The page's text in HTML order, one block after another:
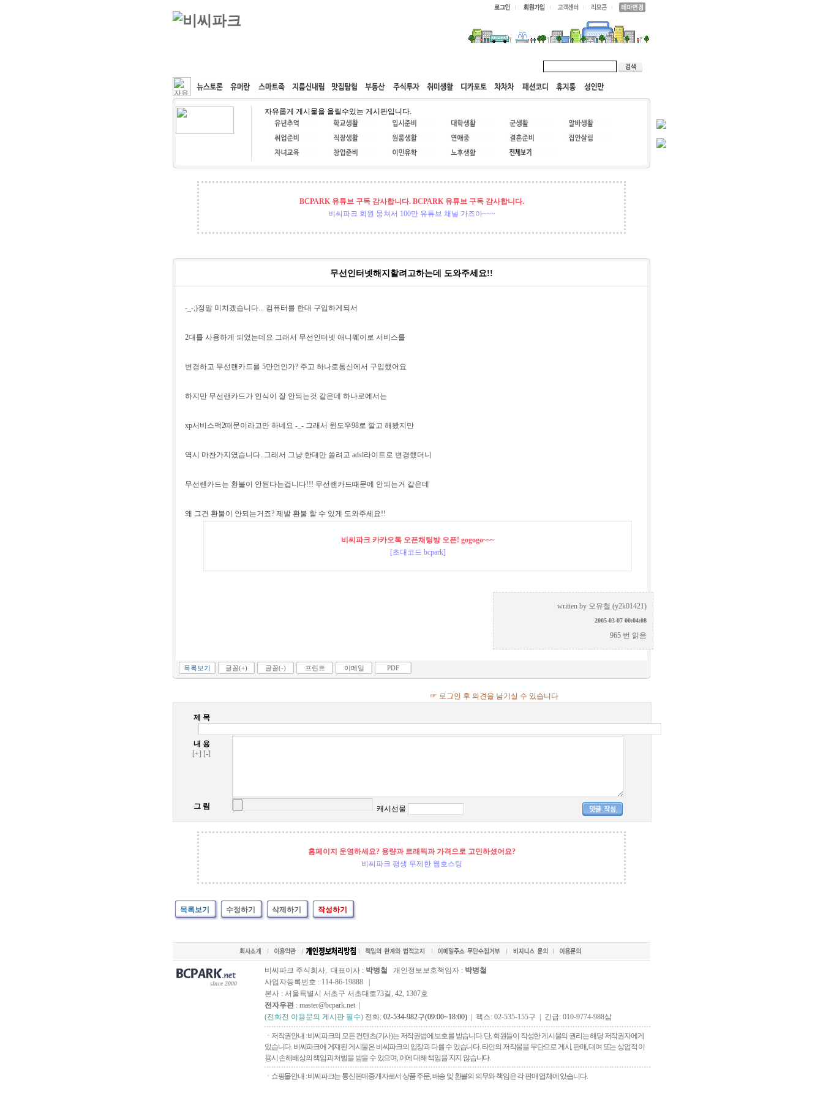
커뮤니티 속도패치 웹호스팅 공동구매 고객센터
자유롭게 게시물을 올릴수있는 게시판입니다.
BCPARK 유튜브 구독 감사합니다. BCPARK 유튜브 구독 감사합니다.
비씨파크 회원 뭉쳐서 100만 유튜브 채널 가즈아~~~
무선인터넷해지할려고하는데 도와주세요!!
-_-;)정말 미치겠습니다... 컴퓨터를 한대 구입하게되서
2대를 사용하게 되었는데요 그래서 무선인터넷 애니웨이로 서비스를
변경하고 무선랜카드를 5만언인가? 주고 하나로통신에서 구입했어요
하지만 무선랜카드가 인식이 잘 안되는것 같은데 하나로에서는
xp서비스팩2때문이라고만 하네요 -_- 그래서 윈도우98로 깔고 해봤지만
역시 마찬가지였습니다..그래서 그냥 한대만 쓸려고 adsl라이트로 변경했더니
무선랜카드는 환불이 안된다는겁니다!!! 무선랜카드때문에 안되는거 같은데
왜 그건 환불이 안되는거죠? 제발 환불 할 수 있게 도와주세요!!
비씨파크 카카오톡 오픈채팅방 오픈! gogogo~~~
[초대코드 bcpark]
written by 오유철 (y2k01421)
2005-03-07 00:04:08
965 번 읽음
목록보기 글꼴(+) 글꼴(-) 프린트 이메일 PDF
☞ 로그인 후 의견을 남기실 수 있습니다
제 목
내 용
[+] [-]
그 림 캐시선물
홈페이지 운영하세요? 용량과 트래픽과 가격으로 고민하셨어요?
비씨파크 평생 무제한 웹호스팅
목록보기 수정하기 삭제하기 작성하기
since 2000
비씨파크 주식회사, 대표이사 : 박병철 개인정보보호책임자 : 박병철
사업자등록번호 : 114-86-19888 |
본사 : 서울특별시 서초구 서초대로73길, 42, 1307호
전자우편 : master@bcpark.net |
(전화전 이용문의 게시판 필수) 전화: 02-534-982구(09:00~18:00) | 팩스: 02-535-155구 | 긴급: 010-9774-988삼
ㆍ저작권안내 : 비씨파크의 모든 컨텐츠(기사)는 저작권법에 보호를 받습니다. 단, 회원들이 작성한 게시물의 권리는 해당 저작권자에게
있습니다. 비씨파크에 게재된 게시물은 비씨파크의 입장과 다를 수 있습니다. 타인의 저작물을 무단으로 게시, 판매, 대여 또는 상업적 이
용시 손해배상의 책임과 처벌을 받을 수 있으며, 이에 대해 책임을 지지 않습니다.
ㆍ쇼핑몰안내 : 비씨파크는 통신판매중개자로서 상품 주문, 배송 및 환불의 의무와 책임은 각 판매 업체에 있습니다.